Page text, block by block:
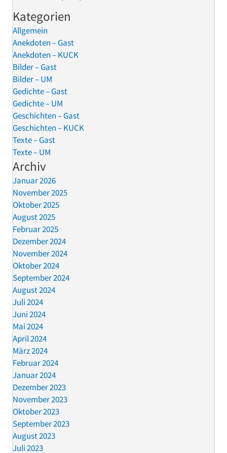
Kategorien
Allgemein
Anekdoten – Gast
Anekdoten – KUCK
Bilder – Gast
Bilder – UM
Gedichte – Gast
Gedichte – UM
Geschichten – Gast
Geschichten – KUCK
Texte – Gast
Texte – UM
Archiv
Januar 2026
November 2025
Oktober 2025
August 2025
Februar 2025
Dezember 2024
November 2024
Oktober 2024
September 2024
August 2024
Juli 2024
Juni 2024
Mai 2024
April 2024
März 2024
Februar 2024
Januar 2024
Dezember 2023
November 2023
Oktober 2023
September 2023
August 2023
Juli 2023